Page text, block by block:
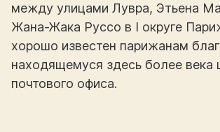
между улицами Лувра, Этьена
Жана-Жака Руссо в I округе
хорошо известен парижанам
находящемуся здесь более века
почтового офиса.